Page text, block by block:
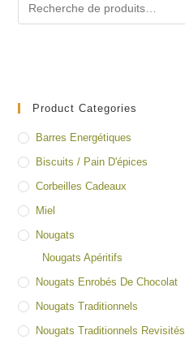
Product Categories
Barres Energétiques
Biscuits / Pain D'épices
Corbeilles Cadeaux
Miel
Nougats
Nougats Apéritifs
Nougats Enrobés De Chocolat
Nougats Traditionnels
Nougats Traditionnels Revisités